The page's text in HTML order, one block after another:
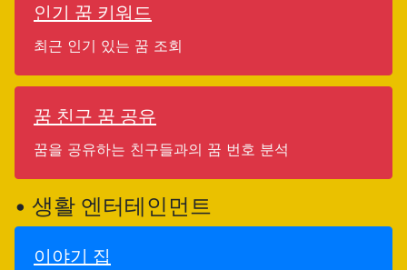
인기 꿈 키워드
최근 인기 있는 꿈 조회
꿈 친구 꿈 공유
꿈을 공유하는 친구들과의 꿈 번호 분석
• 생활 엔터테인먼트
이야기 집